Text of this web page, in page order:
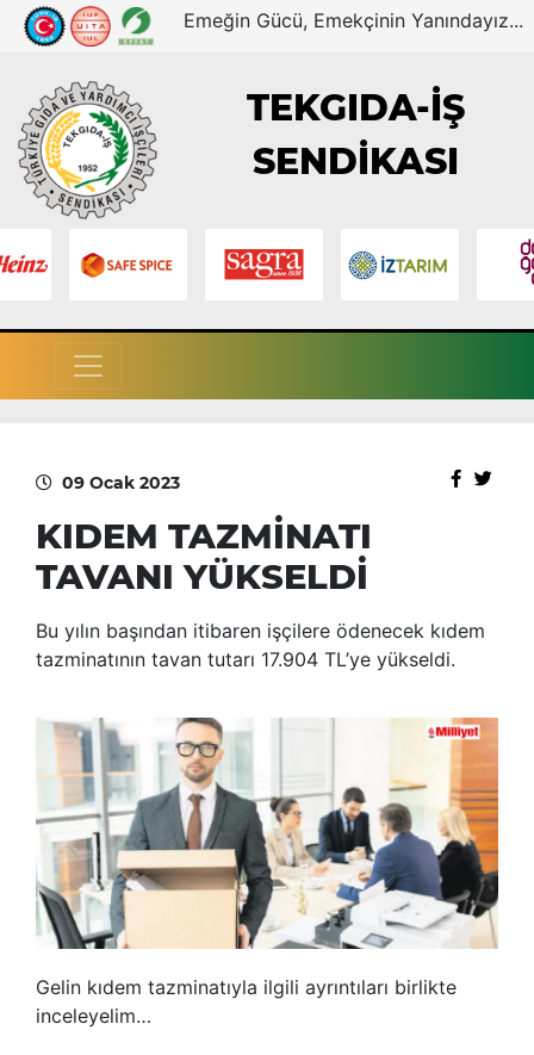
Emeğin Gücü, Emekçinin Yanındayız...
TEKGIDA-İŞ
SENDİKASI
09 Ocak 2023
KIDEM TAZMİNATI
TAVANI YÜKSELDİ
Bu yılın başından itibaren işçilere ödenecek kıdem
tazminatının tavan tutarı 17.904 TL’ye yükseldi.
Gelin kıdem tazminatıyla ilgili ayrıntıları birlikte
inceleyelim…